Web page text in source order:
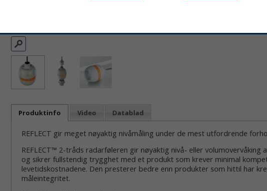
Produktinfo Video Datablad
REFLECT gir meget nøyaktig nivåmåling under de mest utfordrende
REFLECT™ 2-tråds radarføleren gir nøyaktig nivå- eller
og sikrer fullstendig trygghet med et produkt som krever minimal
levetidskostnadene. Den presterer bedre enn produkter som hittil har
måleintegritet.